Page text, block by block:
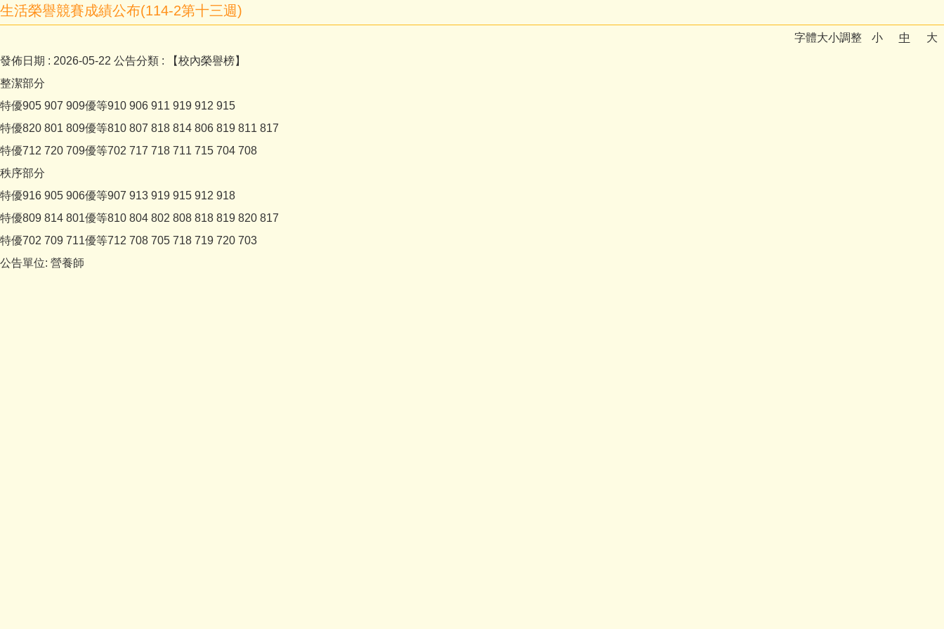
生活榮譽競賽成績公布(114-2第十三週)
字體大小調整 小 中
大
發佈日期 : 2026-05-22 公告分類 :
【校內榮譽榜】
整潔部分
特優905 907 909優等910 906 911 919 912 915
特優820 801 809優等810 807 818 814 806 819 811 817
特優712 720 709優等702 717 718 711 715 704 708
秩序部分
特優916 905 906優等907 913 919 915 912 918
特優809 814 801優等810 804 802 808 818 819 820 817
特優702 709 711優等712 708 705 718 719 720 703
公告單位: 營養師